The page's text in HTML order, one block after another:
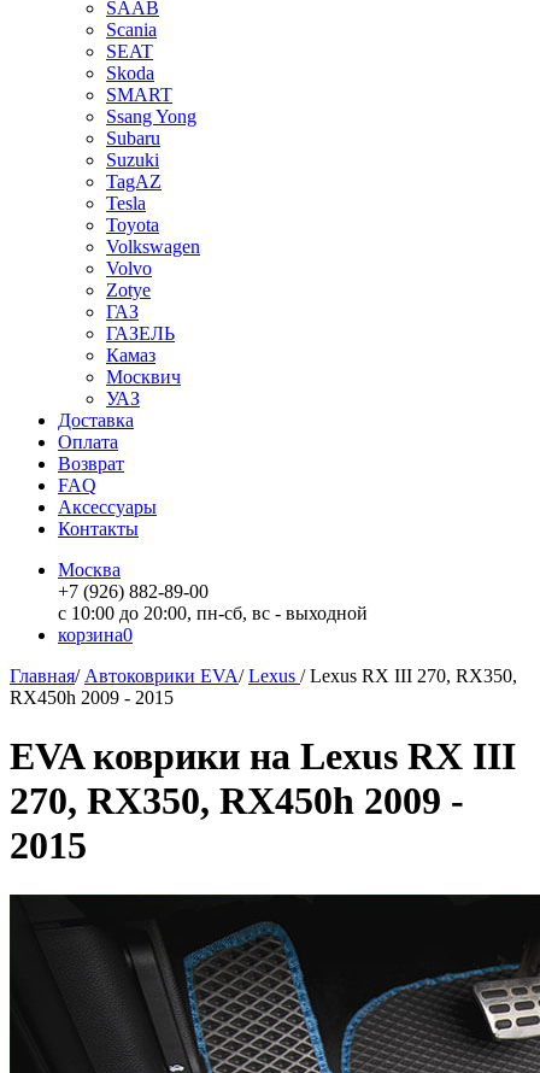
SAAB
Scania
SEAT
Skoda
SMART
Ssang Yong
Subaru
Suzuki
TagAZ
Tesla
Toyota
Volkswagen
Volvo
Zotye
ГАЗ
ГАЗЕЛЬ
Камаз
Москвич
УАЗ
Доставка
Оплата
Возврат
FAQ
Аксессуары
Контакты
Москва
+7 (926) 882-89-00
с 10:00 до 20:00, пн-сб, вс - выходной
корзина0
Главная/ Автоковрики EVA/Lexus /Lexus RX III 270, RX350,
RX450h 2009 - 2015
EVA коврики на Lexus RX III
270, RX350, RX450h 2009 -
2015